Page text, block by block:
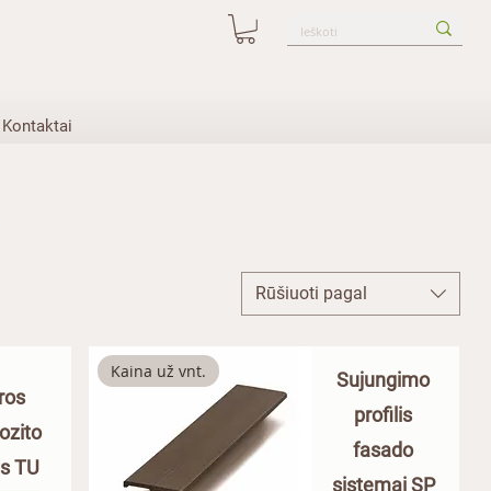
Kontaktai
Rūšiuoti pagal
TU
Kaina už vnt.
Sujungimo
profilis
fasado
sistemai SP